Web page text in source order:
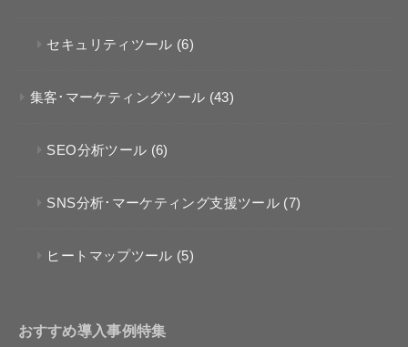
セキュリティツール (6)
集客･マーケティングツール (43)
SEO分析ツール (6)
SNS分析･マーケティング支援ツール (7)
ヒートマップツール (5)
おすすめ導入事例特集